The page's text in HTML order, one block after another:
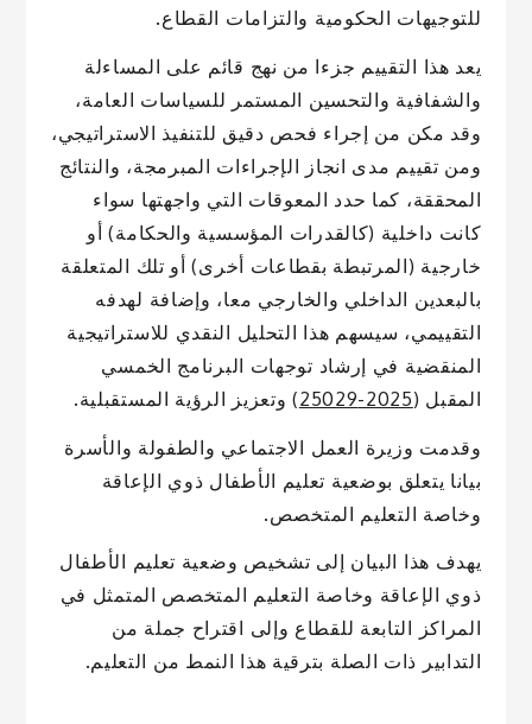
للتوجيهات الحكومية والتزامات القطاع.
يعد هذا التقييم جزءا من نهج قائم على المساءلة
والشفافية والتحسين المستمر للسياسات العامة،
وقد مكن من إجراء فحص دقيق للتنفيذ الاستراتيجي،
ومن تقييم مدى انجاز الإجراءات المبرمجة، والنتائج
المحققة، كما حدد المعوقات التي واجهتها سواء
كانت داخلية (كالقدرات المؤسسية والحكامة) أو
خارجية (المرتبطة بقطاعات أخرى) أو تلك المتعلقة
بالبعدين الداخلي والخارجي معا، وإضافة لهدفه
التقييمي، سيسهم هذا التحليل النقدي للاستراتيجية
المنقضية في إرشاد توجهات البرنامج الخمسي
المقبل (2025-25029 ) وتعزيز الرؤية المستقبلية.
وقدمت وزيرة العمل الاجتماعي والطفولة والأسرة
بيانا يتعلق بوضعية تعليم الأطفال ذوي الإعاقة
وخاصة التعليم المتخصص.
يهدف هذا البيان إلى تشخيص وضعية تعليم الأطفال
ذوي الإعاقة وخاصة التعليم المتخصص المتمثل في
المراكز التابعة للقطاع وإلى اقتراح جملة من
التدابير ذات الصلة بترقية هذا النمط من التعليم.